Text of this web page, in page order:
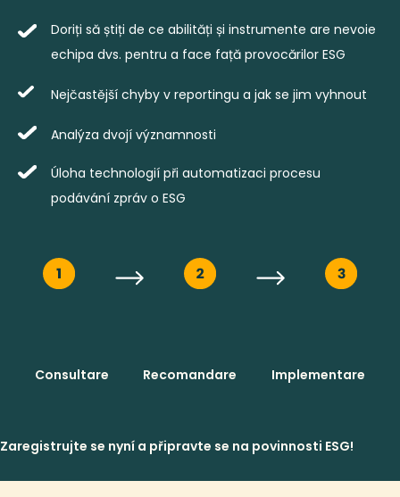
Doriți să știți de ce abilități și instrumente are nevoie
echipa dvs. pentru a face față provocărilor ESG
Nejčastější chyby v reportingu a jak se jim vyhnout
Analýza dvojí významnosti
Úloha technologií při automatizaci procesu
podávání zpráv o ESG
Consultare Recomandare Implementare
Zaregistrujte se nyní a připravte se na povinnosti ESG!